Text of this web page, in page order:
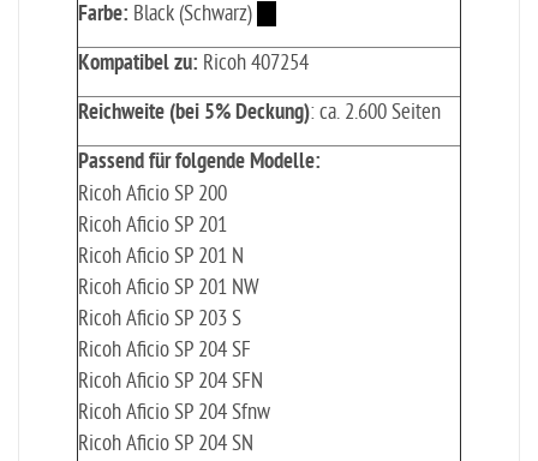
Farbe: Black (Schwarz)
Kompatibel zu: Ricoh 407254
Reichweite (bei 5% Deckung): ca. 2.600 Seiten
Passend für folgende Modelle:
Ricoh Aficio SP 200
Ricoh Aficio SP 201
Ricoh Aficio SP 201 N
Ricoh Aficio SP 201 NW
Ricoh Aficio SP 203 S
Ricoh Aficio SP 204 SF
Ricoh Aficio SP 204 SFN
Ricoh Aficio SP 204 Sfnw
Ricoh Aficio SP 204 SN